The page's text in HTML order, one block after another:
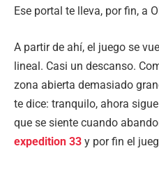
Ese portal te lleva, por fin, a
A partir de ahí, el juego se
lineal. Casi un descanso.
zona abierta demasiado
te dice: tranquilo, ahora
que se siente cuando
expedition 33 y por fin el